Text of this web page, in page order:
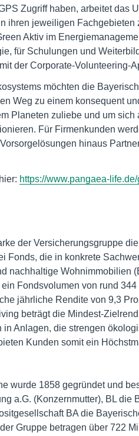
Zugriff haben, arbeitet das
ihren jeweiligen Fachgebieten
Aktiv im
für Schulungen und
der Corporate-Volunteering-
möchten die
Weg zu einem konsequent
Planeten zuliebe und um sich
Für Firmenkunden
hinaus
https://www.pangaea-
der Versicherungsgruppe
Fonds, die in konkrete
nachhaltige Wohnimmobilien
Fondsvolumen von rund
jährliche Rendite von 9,3
beträgt die Mindest-
Anlagen, die strengen
Kunden somit ein
wurde 1858 gegründet und
a.G. (Konzernmutter), BL die
BA die
Gruppe betragen über 722